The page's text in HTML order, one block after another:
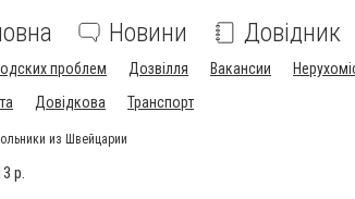
Новини Довідник
проблем Дозвілля Вакансии
Довідкова Транспорт
из Швейцарии
р.